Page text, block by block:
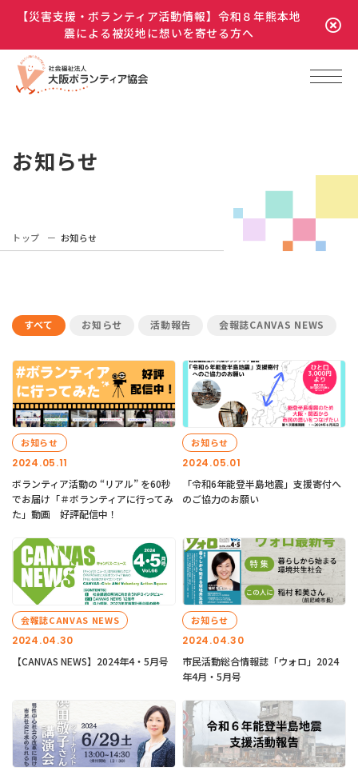
【災害支援・ボランティア活動情報】令和８年熊本地
震による被災地に想いを寄せる方へ
お知らせ
トップ お知らせ
すべて お知らせ 活動報告 会報誌CANVAS NEWS
2024.05.11
お知らせ
ボランティア活動の “リアル” を60秒
でお届け「＃ボランティアに行ってみ
た」動画 好評配信中！
2024.05.01
お知らせ
「令和6年能登半島地震」支援寄付へ
のご協力のお願い
2024.04.30
会報誌CANVAS NEWS
【CANVAS NEWS】2024年4・5月号
2024.04.30
お知らせ
市民活動総合情報誌「ウォロ」2024
年4月・5月号